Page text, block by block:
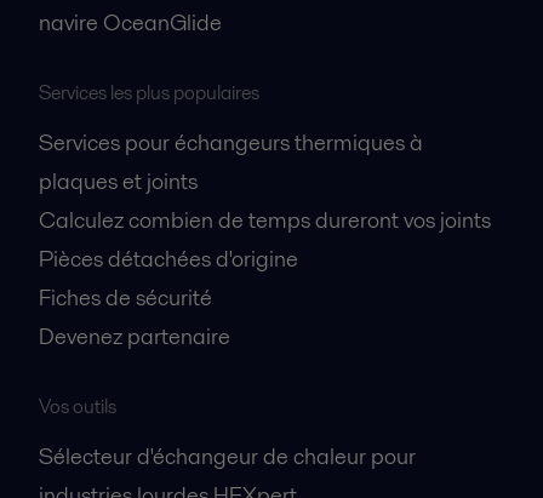
navire OceanGlide
Services les plus populaires
Services pour échangeurs thermiques à
plaques et joints
Calculez combien de temps dureront vos joints
Pièces détachées d'origine
Fiches de sécurité
Devenez partenaire
Vos outils
Sélecteur d'échangeur de chaleur pour